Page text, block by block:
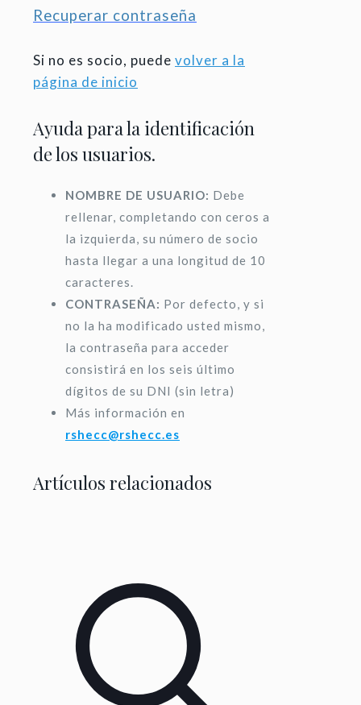
Recuperar contraseña
Si no es socio, puede volver a la
página de inicio
Ayuda para la identificación
de los usuarios.
NOMBRE DE USUARIO: Debe
rellenar, completando con ceros a
la izquierda, su número de socio
hasta llegar a una longitud de 10
caracteres.
CONTRASEÑA: Por defecto, y si
no la ha modificado usted mismo,
la contraseña para acceder
consistirá en los seis último
dígitos de su DNI (sin letra)
Más información en
rshecc@rshecc.es
Artículos relacionados